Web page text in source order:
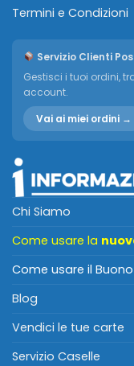
Termini e Condizioni
Servizio Clienti
Gestisci i tuoi ordini,
account.
Vai ai miei ordini →
Chi Siamo
Come usare la
Come usare il Buono
Blog
Vendici le tue carte
Servizio Caselle